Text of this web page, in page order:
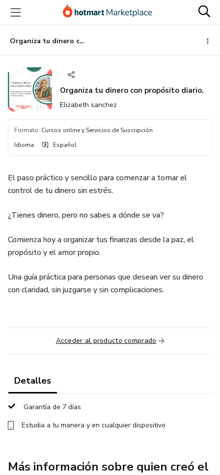
principal
página
de
página
Organiza tu dinero con propósito diario.
Organiza tu dinero con propósito diario.
Elizabeth sanchez
Formato: Cursos online y Servicios de Suscripción
Idioma: Español
El paso práctico y sencillo para comenzar a tomar el
control de tu dinero sin estrés.
¿Tienes dinero, pero no sabes a dónde se va?
Comienza hoy a organizar tus finanzas desde la paz, el
propósito y el amor propio.
Una guía práctica para personas que desean ver su dinero
con claridad, sin juzgarse y sin complicaciones.
Acceder al producto comprado
Detalles
Garantía de 7 días
Estudia a tu manera y en cualquier dispositivo
Más información sobre quien creó el